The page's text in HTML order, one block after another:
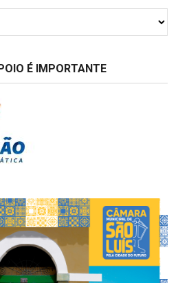
É IMPORTANTE